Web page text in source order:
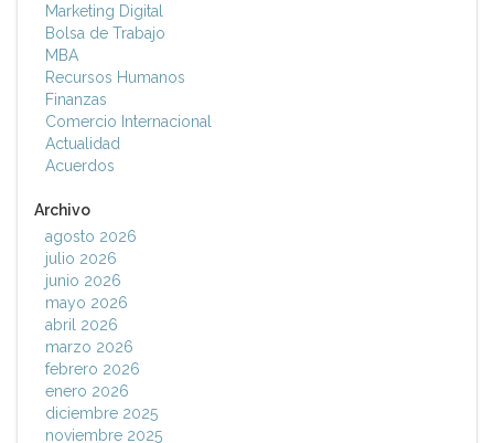
Marketing Digital
Bolsa de Trabajo
MBA
Recursos Humanos
Finanzas
Comercio Internacional
Actualidad
Acuerdos
Archivo
agosto 2026
julio 2026
junio 2026
mayo 2026
abril 2026
marzo 2026
febrero 2026
enero 2026
diciembre 2025
noviembre 2025